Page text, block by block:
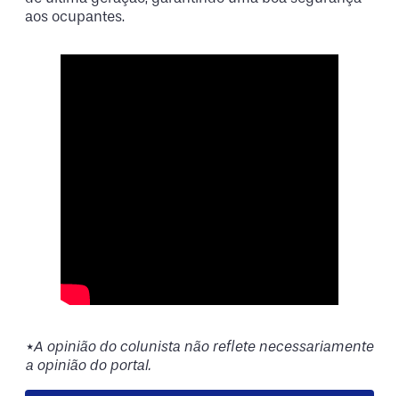
aos ocupantes.
*A opinião do colunista não reflete necessariamente
a opinião do portal.